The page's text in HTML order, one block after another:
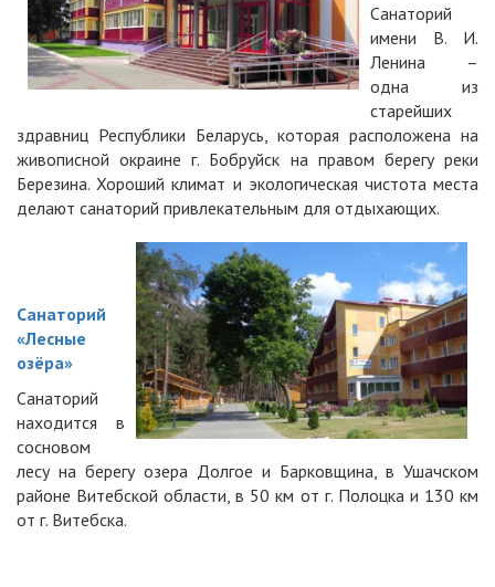
Санаторий
имени В. И.
Ленина –
одна из
старейших
здравниц Республики Беларусь, которая расположена на
живописной окраине г. Бобруйск на правом берегу реки
Березина. Хороший климат и экологическая чистота места
делают санаторий привлекательным для отдыхающих.
Санаторий
«Лесные
озёра»
Санаторий
находится в
сосновом
лесу на берегу озера Долгое и Барковщина, в Ушачском
районе Витебской области, в 50 км от г. Полоцка и 130 км
от г. Витебска.